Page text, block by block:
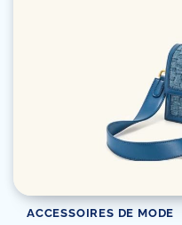
ACCESSOIRES DE MODE